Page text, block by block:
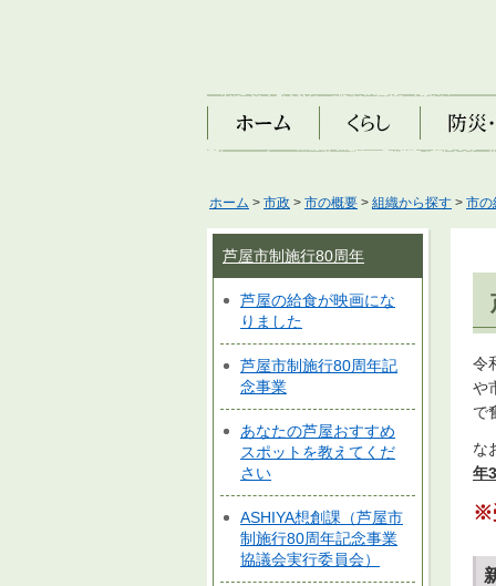
ホーム くらし 防災・安全
ホーム > 市政 > 市の概要 > 組織から探す > 市の
芦屋市制施行80周年
芦屋の給食が映画にな
りました
芦屋市制施行80周年記
念事業
あなたの芦屋おすすめ
スポットを教えてくだ
さい
ASHIYA想創課（芦屋市
制施行80周年記念事業
協議会実行委員会）
令
や
で
な
年
※